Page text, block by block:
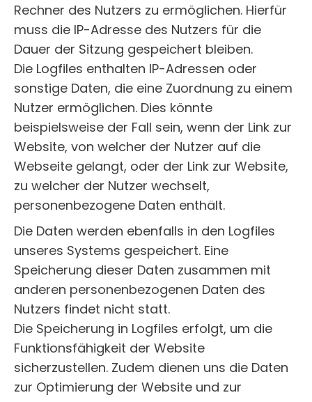
Rechner des Nutzers zu ermöglichen. Hierfür
muss die IP-Adresse des Nutzers für die
Dauer der Sitzung gespeichert bleiben.
Die Logfiles enthalten IP-Adressen oder
sonstige Daten, die eine Zuordnung zu einem
Nutzer ermöglichen. Dies könnte
beispielsweise der Fall sein, wenn der Link zur
Website, von welcher der Nutzer auf die
Webseite gelangt, oder der Link zur Website,
zu welcher der Nutzer wechselt,
personenbezogene Daten enthält.
Die Daten werden ebenfalls in den Logfiles
unseres Systems gespeichert. Eine
Speicherung dieser Daten zusammen mit
anderen personenbezogenen Daten des
Nutzers findet nicht statt.
Die Speicherung in Logfiles erfolgt, um die
Funktionsfähigkeit der Website
sicherzustellen. Zudem dienen uns die Daten
zur Optimierung der Website und zur